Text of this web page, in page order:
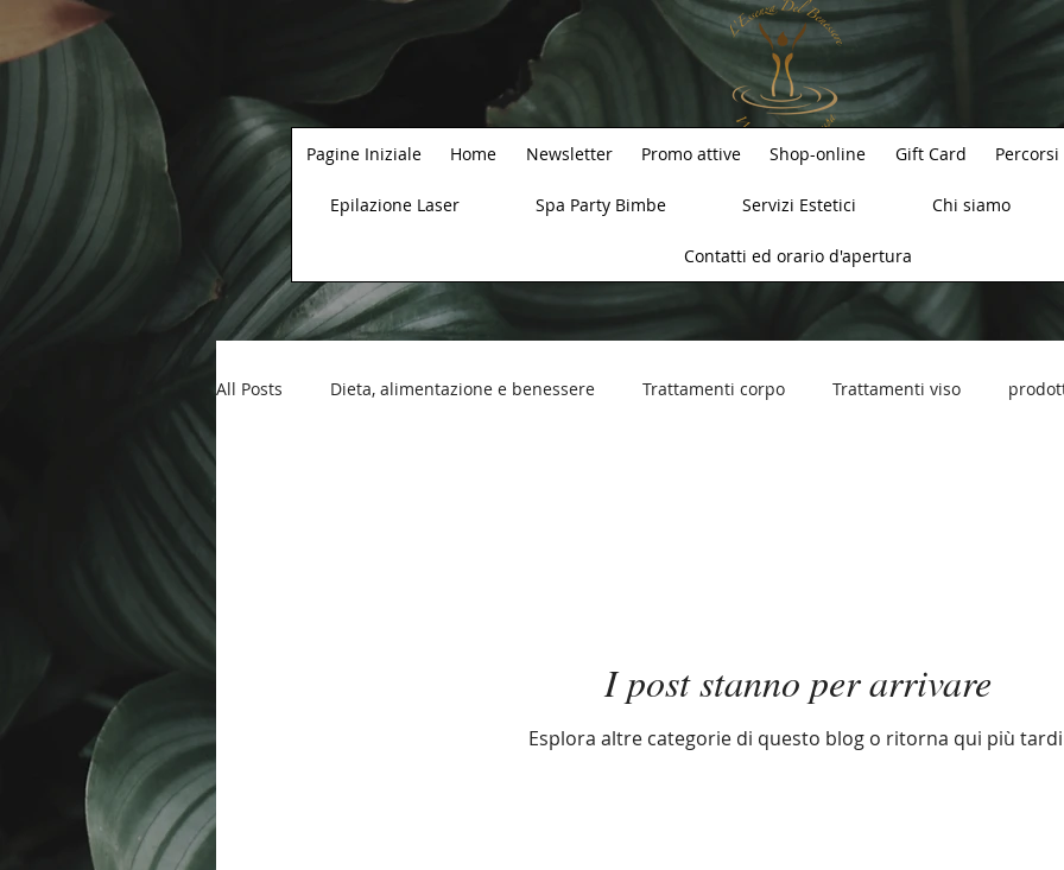
Pagine Iniziale Home Newsletter Promo attive Shop-online Gift Card
Epilazione Laser Spa Party Bimbe Servizi Estetici Chi siamo
Contatti ed orario d'apertura
All Posts Dieta, alimentazione e benessere Trattamenti corpo Trattamenti viso
I post stanno per arrivare
Esplora altre categorie di questo blog o ritorna qui più